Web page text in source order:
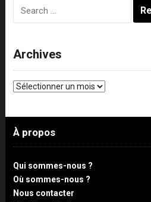
Archives
Archives
À propos
Qui sommes-nous ?
Où sommes-nous ?
Nous contacter